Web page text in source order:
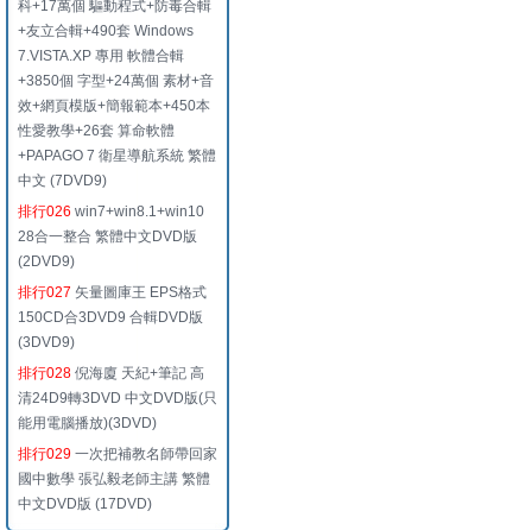
科+17萬個 驅動程式+防毒合輯
+友立合輯+490套 Windows
7.VISTA.XP 專用 軟體合輯
+3850個 字型+24萬個 素材+音
效+網頁模版+簡報範本+450本
性愛教學+26套 算命軟體
+PAPAGO 7 衛星導航系統 繁體
中文 (7DVD9)
排行026 win7+win8.1+win10
28合一整合 繁體中文DVD版
(2DVD9)
排行027 矢量圖庫王 EPS格式
150CD合3DVD9 合輯DVD版
(3DVD9)
排行028 倪海廈 天紀+筆記 高
清24D9轉3DVD 中文DVD版(只
能用電腦播放)(3DVD)
排行029 一次把補教名師帶回家
國中數學 張弘毅老師主講 繁體
中文DVD版 (17DVD)